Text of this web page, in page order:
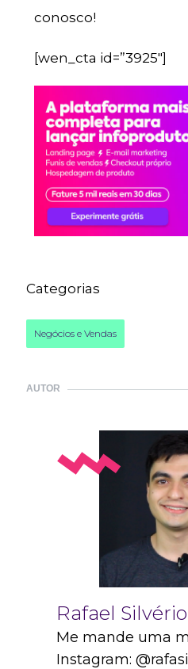
conosco!
[wen_cta id=”3925″]
Categorias
Negócios e Vendas
AUTOR
Rafael
Me mande uma
Instagram: